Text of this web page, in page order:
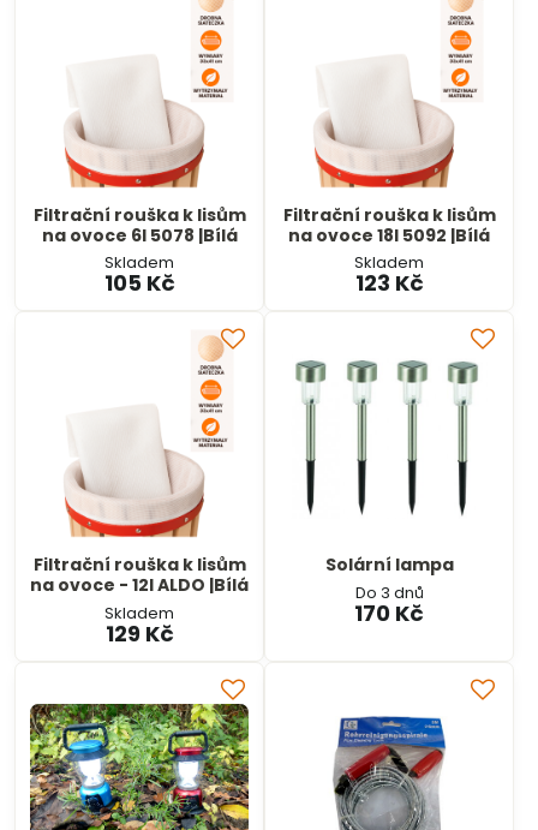
Filtrační rouška k lisům
na ovoce 6l 5078 |Bílá
Skladem
105 Kč
Filtrační rouška k lisům
na ovoce 18l 5092 |Bílá
Skladem
123 Kč
Filtrační rouška k lisům
na ovoce - 12l ALDO |Bílá
Skladem
129 Kč
Solární lampa
Do 3 dnů
170 Kč